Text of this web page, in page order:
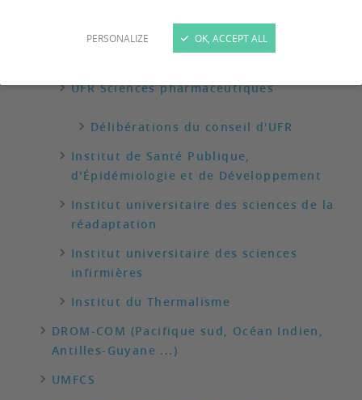
PERSONALIZE OK, ACCEPT ALL
UFR des Sciences odontologiques
UFR Sciences pharmaceutiques
Délibérations du conseil d'UFR
Institut de Santé Publique,
d'Épidémiologie et de Développement
Institut universitaire des sciences de la
réadaptation
Institut universitaire des sciences
infirmières
Institut du Thermalisme
DROM-COM (Pacifique sud, Océan Indien,
Antilles-Guyane ...)
UMFCS